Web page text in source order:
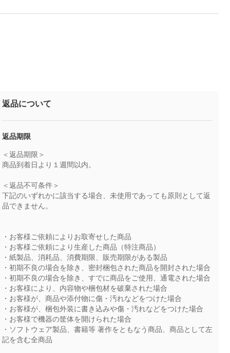
返品について
返品期限
＜返品期限＞
商品到着日より１週間以内。
＜返品不可条件＞
下記のいずれかに該当する場合、未使用であっても原則として返
品できません。
・お客様ご依頼によりお取寄せした商品
・お客様ご依頼により生産した商品（特注商品）
・紙製品、消耗品、消費期限、販売期限がある製品
・初期不良の場合を除き、密封梱包された商品を開封された場合
・初期不良の場合を除き、すでに商品をご使用、通電された場合
・お客様により、内容物や梱包材を破棄された場合
・お客様が、商品や添付物に傷・汚れなどをつけた場合
・お客様が、梱包外装に書き込みや傷・汚れなどをつけた場合
・お客様で機器の筐体を開けられた場合
・ソフトウェア製品、書籍等 著作をともなう商品、商品として左
記を含む全商品